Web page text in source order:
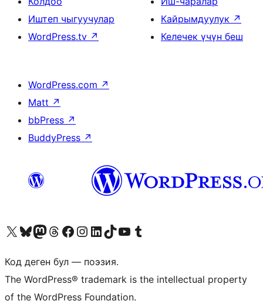
Иштеп чыгуучулар
WordPress.tv ↗
Кайрымдуулук ↗
Келечек үчүн беш
WordPress.com ↗
Matt ↗
bbPress ↗
BuddyPress ↗
Visit our X (formerly Twitter) account
Visit our Bluesky account
Биздин Mastodon түрмөгүбүзгө баш багыңыз
Visit our Threads account
Биздин Facebook баракчабызга кириңиз
Биздин Instagram баракчабызга баш багыңыз
Биздин LinkedIn баракчабызга баш багыңыз
Visit our TikTok account
Visit our YouTube channel
Visit our Tumblr account
Код деген бул — поэзия.
The WordPress® trademark is the intellectual property
of the WordPress Foundation.